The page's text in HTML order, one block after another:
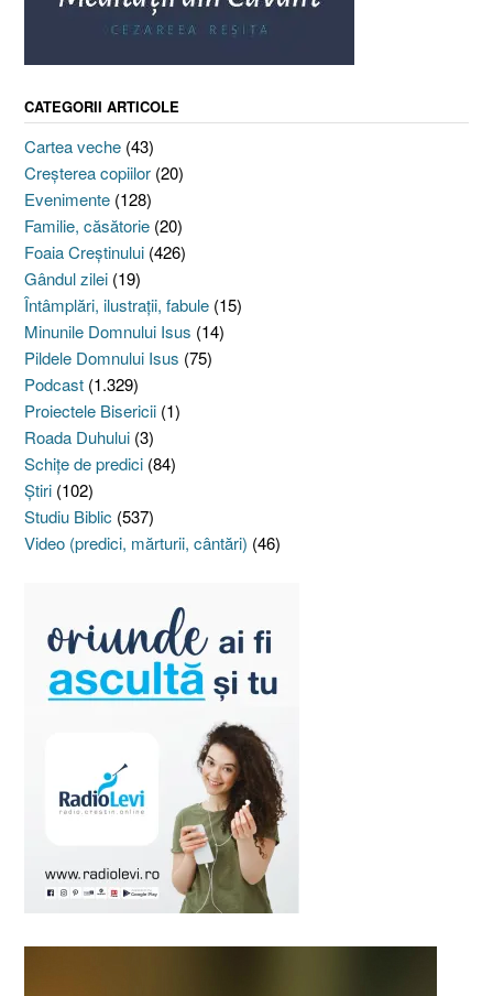
CATEGORII ARTICOLE
Cartea veche (43)
Creşterea copiilor (20)
Evenimente (128)
Familie, căsătorie (20)
Foaia Creştinului (426)
Gândul zilei (19)
Întâmplări, ilustraţii, fabule (15)
Minunile Domnului Isus (14)
Pildele Domnului Isus (75)
Podcast (1.329)
Proiectele Bisericii (1)
Roada Duhului (3)
Schiţe de predici (84)
Ştiri (102)
Studiu Biblic (537)
Video (predici, mărturii, cântări) (46)